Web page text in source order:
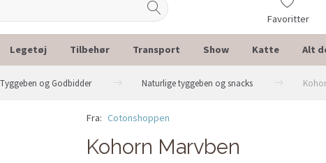
Favoritter
Legetøj Tilbehør Transport Show Katte Alt
og Godbidder Naturlige tyggeben og snacks
Fra: Cotonshoppen
Kohorn Marvben